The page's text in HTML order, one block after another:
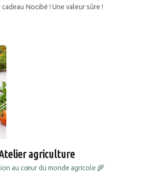
Nocibé ! Une valeur sûre !
agriculture
au cœur du monde agricole 🌾